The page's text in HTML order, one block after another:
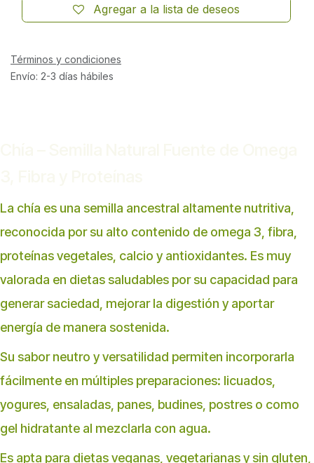
Agregar a la lista de deseos
Términos y condiciones
Envío: 2-3 días hábiles
La chía es una semilla ancestral altamente nutritiva,
reconocida por su alto contenido de omega 3, fibra,
proteínas vegetales, calcio y antioxidantes. Es muy
valorada en dietas saludables por su capacidad para
generar saciedad, mejorar la digestión y aportar
energía de manera sostenida.
Su sabor neutro y versatilidad permiten incorporarla
fácilmente en múltiples preparaciones: licuados,
yogures, ensaladas, panes, budines, postres o como
gel hidratante al mezclarla con agua.
Es apta para dietas veganas, vegetarianas y sin gluten,